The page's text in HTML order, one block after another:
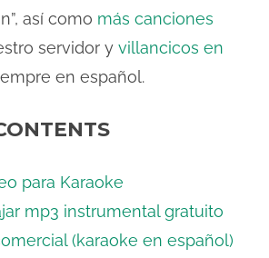
así como más canciones
servidor yvillancicos en
en español.
para Karaoke
mp3 instrumental gratuito
(karaoke en español)